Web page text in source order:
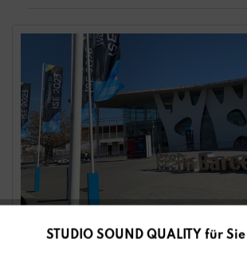
Funktionale
STUDIO SOUND QUALITY für